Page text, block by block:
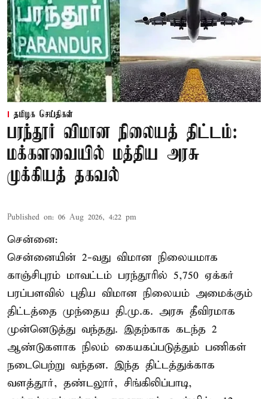
தமிழக செய்திகள்
பரந்தூர் விமான நிலையத் திட்டம்:
மக்களவையில் மத்திய அரசு
முக்கியத் தகவல்
Published on: 06 Aug 2026, 4:22 pm
சென்னை:
சென்னையின் 2-வது விமான நிலையமாக
காஞ்சிபுரம் மாவட்டம் பரந்தூரில் 5,750 ஏக்கர்
பரப்பளவில் புதிய விமான நிலையம் அமைக்கும்
திட்டத்தை முந்தைய தி.மு.க. அரசு தீவிரமாக
முன்னெடுத்து வந்தது. இதற்காக கடந்த 2
ஆண்டுகளாக நிலம் கையகப்படுத்தும் பணிகள்
நடைபெற்று வந்தன. இந்த திட்டத்துக்காக
வளத்தூர், தண்டலூர், சிங்கிலிப்பாடி,